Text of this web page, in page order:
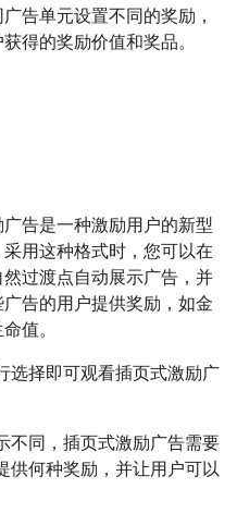
告单元设置不同的奖励，
得的奖励价值和奖品。
告是一种激励用户的新型
用这种格式时，您可以在
过渡点自动展示广告，并
告的用户提供奖励，如金
值。
选择即可观看插页式激励广
不同，插页式激励广告需要
供何种奖励，并让用户可以